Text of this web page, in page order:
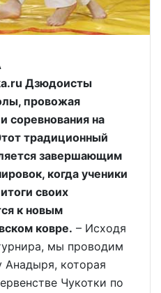
Дзюдоисты
провожая
соревнования на
традиционный
завершающим
когда ученики
своих
к новым
ковре. – Исходя
мы проводим
Анадыря, которая
Чукотки по